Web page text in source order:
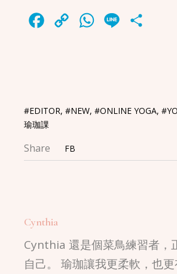
Facebook
Copy
WhatsApp
Line
#EDITOR,#NEW,#ONLINE YOGA,
瑜珈課
Share FB
Cynthia
Cynthia 還是個菜鳥練習者，
自己。 瑜珈讓我更柔軟，也